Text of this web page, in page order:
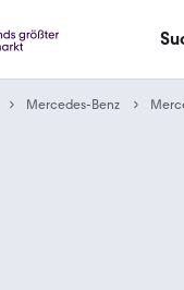
Mercedes-Benz